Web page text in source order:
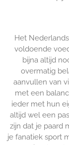
Het
voldoende
bijna altijd
overmatig
aanvullen van
met een
ieder met hun
altijd wel een
zijn dat je paard
je fanatiek sport